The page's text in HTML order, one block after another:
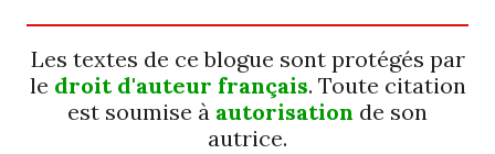
Les textes de ce blogue sont protégés par
le droit d'auteur français. Toute citation
est soumise à autorisation de son
autrice.